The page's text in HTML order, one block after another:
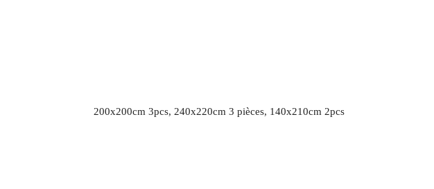
200x200cm 3pcs, 240x220cm 3 pièces, 140x210cm 2pcs